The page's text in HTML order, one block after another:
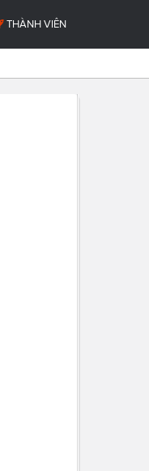
THÀNH VIÊN